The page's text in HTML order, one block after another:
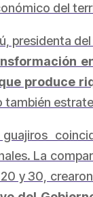
del
presidenta
produce
también
guajiros
La
y 30,